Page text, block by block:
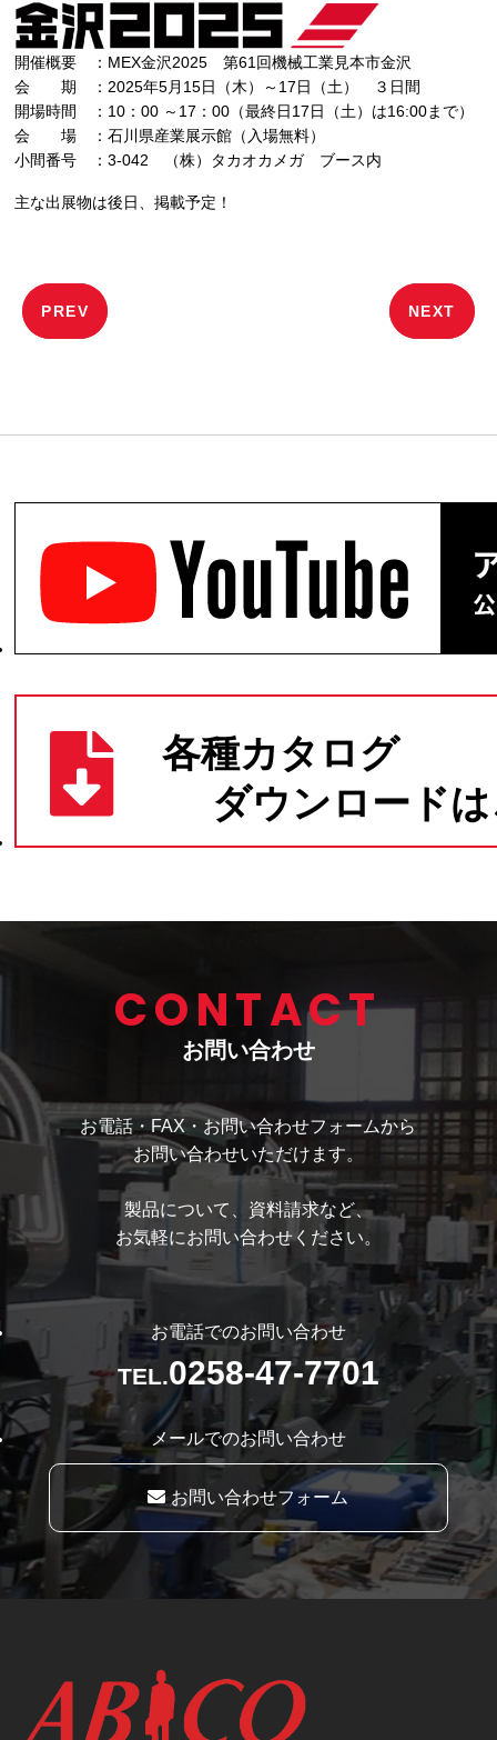
開催概要 ：MEX金沢2025 第61回機械工業見本市金沢
会 期 ：2025年5月15日（木）～17日（土） ３日間
開場時間 ：10：00 ～17：00（最終日17日（土）は16:00まで）
会 場 ：石川県産業展示館（入場無料）
小間番号 ：3-042 （株）タカオカメガ ブース内
主な出展物は後日、掲載予定！
ー
PREV NEXT
CONTACT
お問い合わせ
お電話・FAX・お問い合わせフォームから
お問い合わせいただけます。
製品について、資料請求など、
お気軽にお問い合わせください。
お電話でのお問い合わせ
TEL.0258-47-7701
メールでのお問い合わせ
お問い合わせフォーム